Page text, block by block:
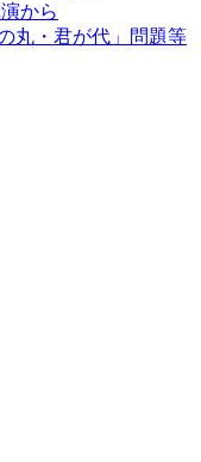
から
丸・君が代」問題等